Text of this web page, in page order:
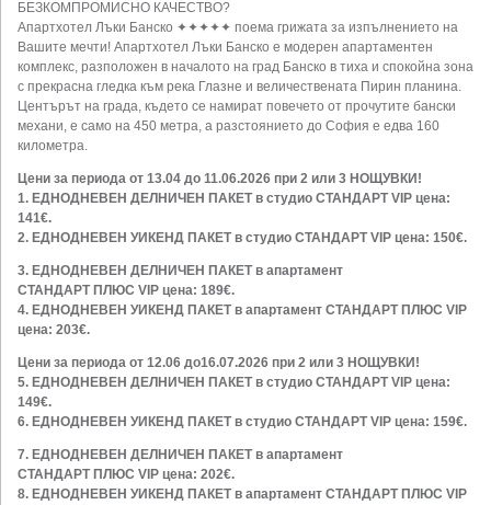
БЕЗКОМПРОМИСНО КАЧЕСТВО?
Апартхотел Лъки Банско ✦✦✦✦✦ поема грижата за изпълнението на
Вашите мечти! Апартхотел Лъки Банско е модерен апартаментен
комплекс, разположен в началото на град Банско в тиха и спокойна зона
с прекрасна гледка към река Глазне и величествената Пирин планина.
Центърът на града, където се намират повечето от прочутите бански
механи, е само на 450 метра, а разстоянието до София е едва 160
километра.
Цени за периода от 13.04 до 11.06.2026 при 2 или 3 НОЩУВКИ!
1. ЕДНОДНЕВЕН ДЕЛНИЧЕН ПАКЕТ в студио СТАНДАРТ VIP цена:
141€.
2. ЕДНОДНЕВЕН УИКЕНД ПАКЕТ в студио СТАНДАРТ VIP цена: 150€.
3. ЕДНОДНЕВЕН ДЕЛНИЧЕН ПАКЕТ в апартамент
СТАНДАРТ ПЛЮС VIP цена: 189€.
4. ЕДНОДНЕВЕН УИКЕНД ПАКЕТ в апартамент СТАНДАРТ ПЛЮС VIP
цена: 203€.
Цени за периода от 12.06 до16.07.2026 при 2 или 3 НОЩУВКИ!
5. ЕДНОДНЕВЕН ДЕЛНИЧЕН ПАКЕТ в студио СТАНДАРТ VIP цена:
149€.
6. ЕДНОДНЕВЕН УИКЕНД ПАКЕТ в студио СТАНДАРТ VIP цена: 159€.
7. ЕДНОДНЕВЕН ДЕЛНИЧЕН ПАКЕТ в апартамент
СТАНДАРТ ПЛЮС VIP цена: 202€.
8. ЕДНОДНЕВЕН УИКЕНД ПАКЕТ в апартамент СТАНДАРТ ПЛЮС VIP